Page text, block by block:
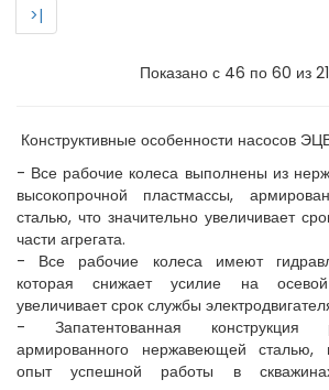
>|
Показано с 46 по 60 из
Конструктивные особенности насосов
- Все рабочие колеса выполнены из
высокопрочной пластмассы,
сталью, что значительно увеличивает
части агрегата.
- Все рабочие колеса имеют
которая снижает усилие на
увеличивает срок службы
- Запатентованная конструкция
армированного нержавеющей сталью,
опыт успешной работы в